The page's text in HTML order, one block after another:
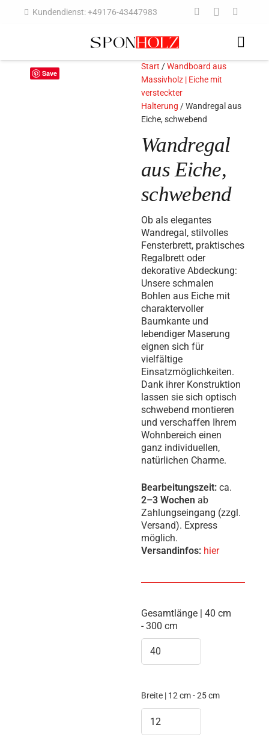
Kundendienst: +49176-43447983
Save
Start /Wandboard aus
Massivholz | Eiche mit
versteckter
Halterung / Wandregal aus
Eiche, schwebend
Wandregal
aus Eiche,
schwebend
Ob als elegantes
Wandregal, stilvolles
Fensterbrett, praktisches
Regalbrett oder
dekorative Abdeckung:
Unsere schmalen
Bohlen aus Eiche mit
charaktervoller
Baumkante und
lebendiger Maserung
eignen sich für
vielfältige
Einsatzmöglichkeiten.
Dank ihrer Konstruktion
lassen sie sich optisch
schwebend montieren
und verschaffen Ihrem
Wohnbereich einen
ganz individuellen,
natürlichen Charme.
Bearbeitungszeit: ca.
2–3 Wochen ab
Zahlungseingang (zzgl.
Versand). Express
möglich.
Versandinfos: hier
Gesamtlänge | 40 cm
- 300 cm
Breite | 12 cm - 25 cm